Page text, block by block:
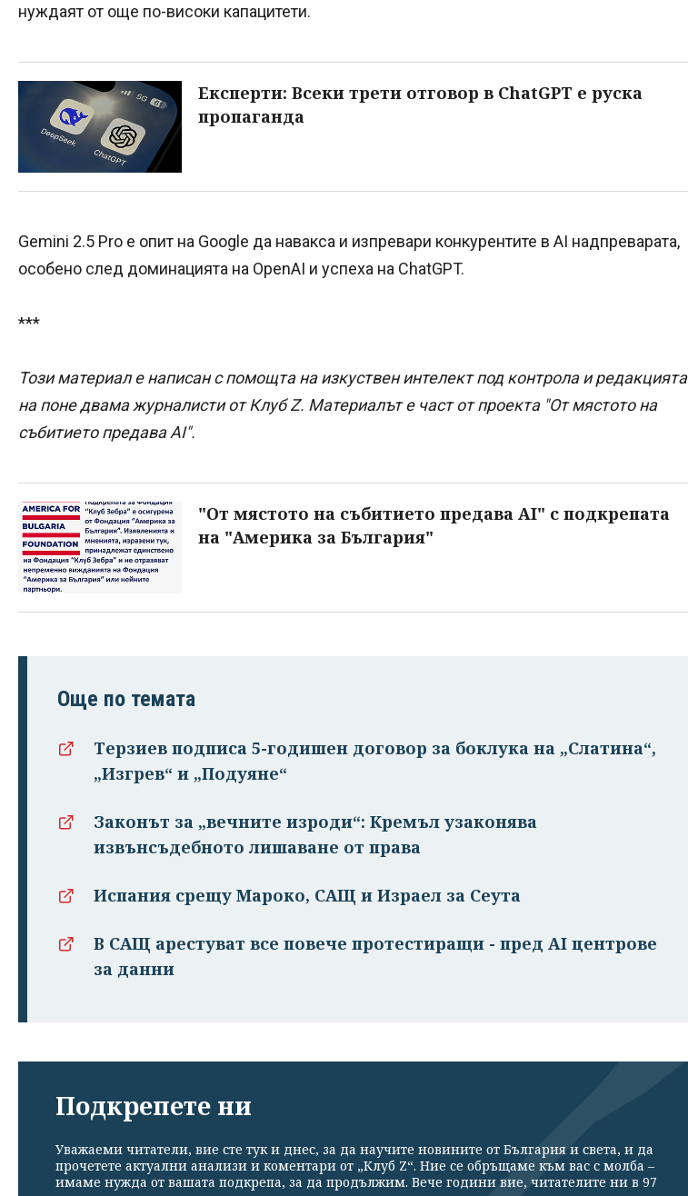
нуждаят от още по-високи капацитети.
Експерти: Всеки трети отговор в ChatGPT е руска
пропаганда
Gemini 2.5 Pro е опит на Google да навакса и изпревари конкурентите в AI надпреварата,
особено след доминацията на OpenAI и успеха на ChatGPT.
***
Този материал е написан с помощта на изкуствен интелект под контрола и редакцията
на поне двама журналисти от Клуб Z. Материалът е част от проекта "От мястото на
събитието предава AI".
"От мястото на събитието предава AI" с подкрепата
на "Америка за България"
Още по темата
Терзиев подписа 5-годишен договор за боклука на „Слатина“,
„Изгрев“ и „Подуяне“
Законът за „вечните изроди“: Кремъл узаконява
извънсъдебното лишаване от права
Испания срещу Мароко, САЩ и Израел за Сеута
В САЩ арестуват все повече протестиращи - пред AI центрове
за данни
Подкрепете ни
Уважаеми читатели, вие сте тук и днес, за да научите новините от България и света, и да
прочетете актуални анализи и коментари от „Клуб Z“. Ние се обръщаме към вас с молба –
имаме нужда от вашата подкрепа, за да продължим. Вече години вие, читателите ни в 97